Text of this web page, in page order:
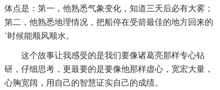
体点是：第一，他熟悉气象变化，知道三天后必有大雾；
第二，他熟悉地理情况，把船停在受箭最佳的地方回来的
`时候能顺风顺水。
这个故事让我感受的是我们要像诸葛亮那样专心钻
研，仔细思考，更最要的是要像他那样虚心，宽宏大量，
心胸宽阔，用自己的智慧证实自己的成绩。